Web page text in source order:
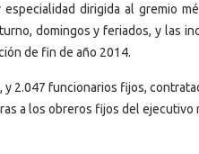
dirigida al gremio
domingos y feriados, y las
de fin de año 2014.
2.047 funcionarios fijos,
a los obreros fijos del